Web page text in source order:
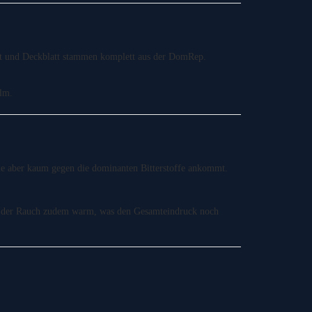
Deckblatt stammen komplett aus der DomRep.
aber kaum gegen die dominanten Bitterstoffe ankommt.
Rauch zudem warm, was den Gesamteindruck noch